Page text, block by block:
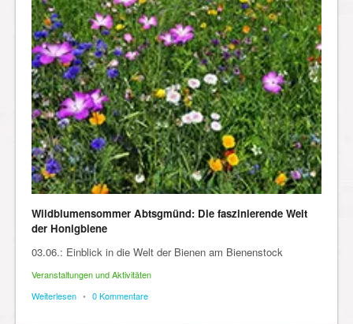
Wildblumensommer Abtsgmünd: Die faszinierende Welt
der Honigbiene
03.06.: Einblick in die Welt der Bienen am Bienenstock
Veranstaltungen und Aktivitäten
Weiterlesen • 0 Kommentare